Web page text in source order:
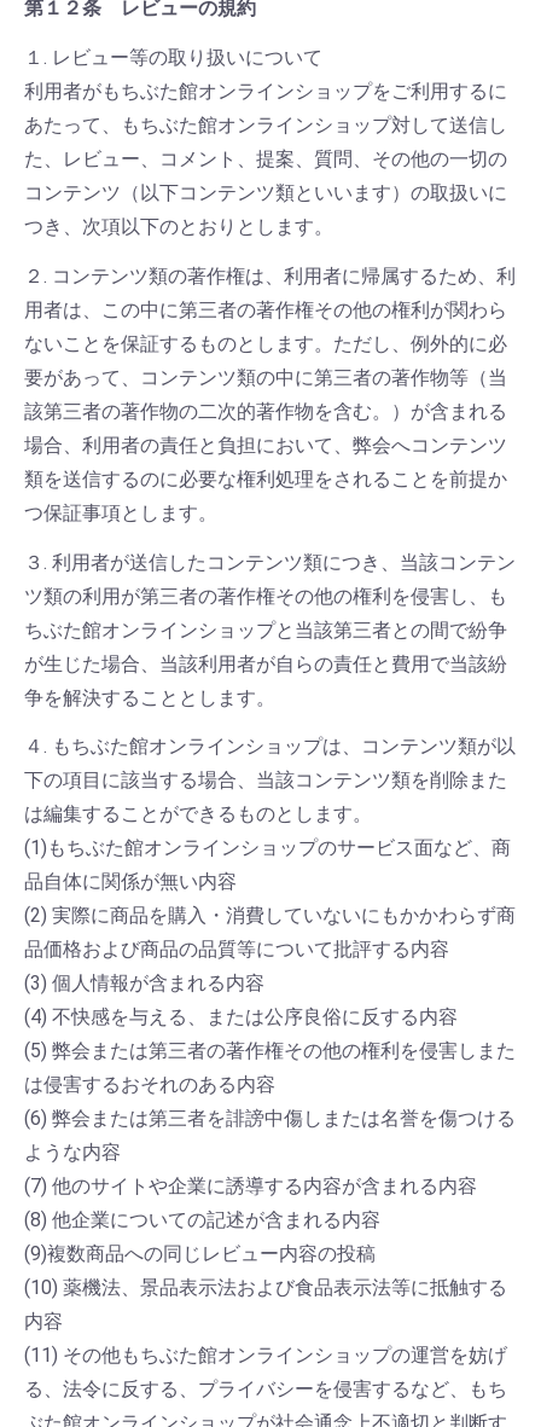
第１２条 レビューの規約
１. レビュー等の取り扱いについて
利用者がもちぶた館オンラインショップをご利用するに
あたって、もちぶた館オンラインショップ対して送信し
た、レビュー、コメント、提案、質問、その他の一切の
コンテンツ（以下コンテンツ類といいます）の取扱いに
つき、次項以下のとおりとします。
２. コンテンツ類の著作権は、利用者に帰属するため、利
用者は、この中に第三者の著作権その他の権利が関わら
ないことを保証するものとします。ただし、例外的に必
要があって、コンテンツ類の中に第三者の著作物等（当
該第三者の著作物の二次的著作物を含む。）が含まれる
場合、利用者の責任と負担において、弊会へコンテンツ
類を送信するのに必要な権利処理をされることを前提か
つ保証事項とします。
３. 利用者が送信したコンテンツ類につき、当該コンテン
ツ類の利用が第三者の著作権その他の権利を侵害し、も
ちぶた館オンラインショップと当該第三者との間で紛争
が生じた場合、当該利用者が自らの責任と費用で当該紛
争を解決することとします。
４. もちぶた館オンラインショップは、コンテンツ類が以
下の項目に該当する場合、当該コンテンツ類を削除また
は編集することができるものとします。
(1)もちぶた館オンラインショップのサービス面など、商
品自体に関係が無い内容
(2) 実際に商品を購入・消費していないにもかかわらず商
品価格および商品の品質等について批評する内容
(3) 個人情報が含まれる内容
(4) 不快感を与える、または公序良俗に反する内容
(5) 弊会または第三者の著作権その他の権利を侵害しまた
は侵害するおそれのある内容
(6) 弊会または第三者を誹謗中傷しまたは名誉を傷つける
ような内容
(7) 他のサイトや企業に誘導する内容が含まれる内容
(8) 他企業についての記述が含まれる内容
(9)複数商品への同じレビュー内容の投稿
(10) 薬機法、景品表示法および食品表示法等に抵触する
内容
(11) その他もちぶた館オンラインショップの運営を妨げ
る、法令に反する、プライバシーを侵害するなど、もち